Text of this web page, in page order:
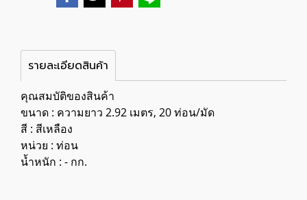
รายละเอียดสินค้า
คุณสมบัติของสินค้า
ขนาด : ความยาว 2.92 เมตร, 20 ท่อน/มัด
สี : สีเหลือง
หน่วย : ท่อน
น้ำหนัก : - กก.